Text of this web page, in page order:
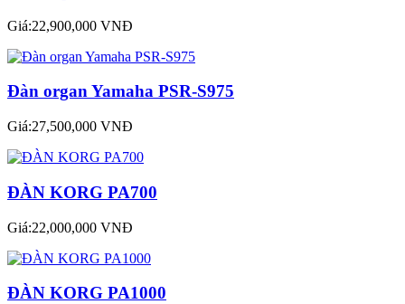
Giá:22,900,000 VNĐ
Đàn organ Yamaha PSR-S975
Giá:27,500,000 VNĐ
ĐÀN KORG PA700
Giá:22,000,000 VNĐ
ĐÀN KORG PA1000